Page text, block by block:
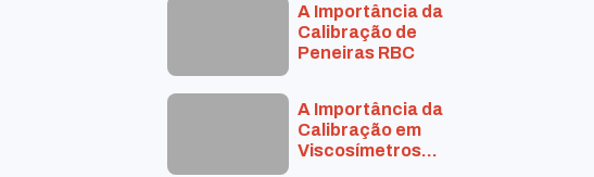
A Importância da
Calibração de
Peneiras RBC
A Importância da
Calibração em
Viscosímetros